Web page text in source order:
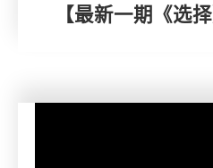
【最新一期《选